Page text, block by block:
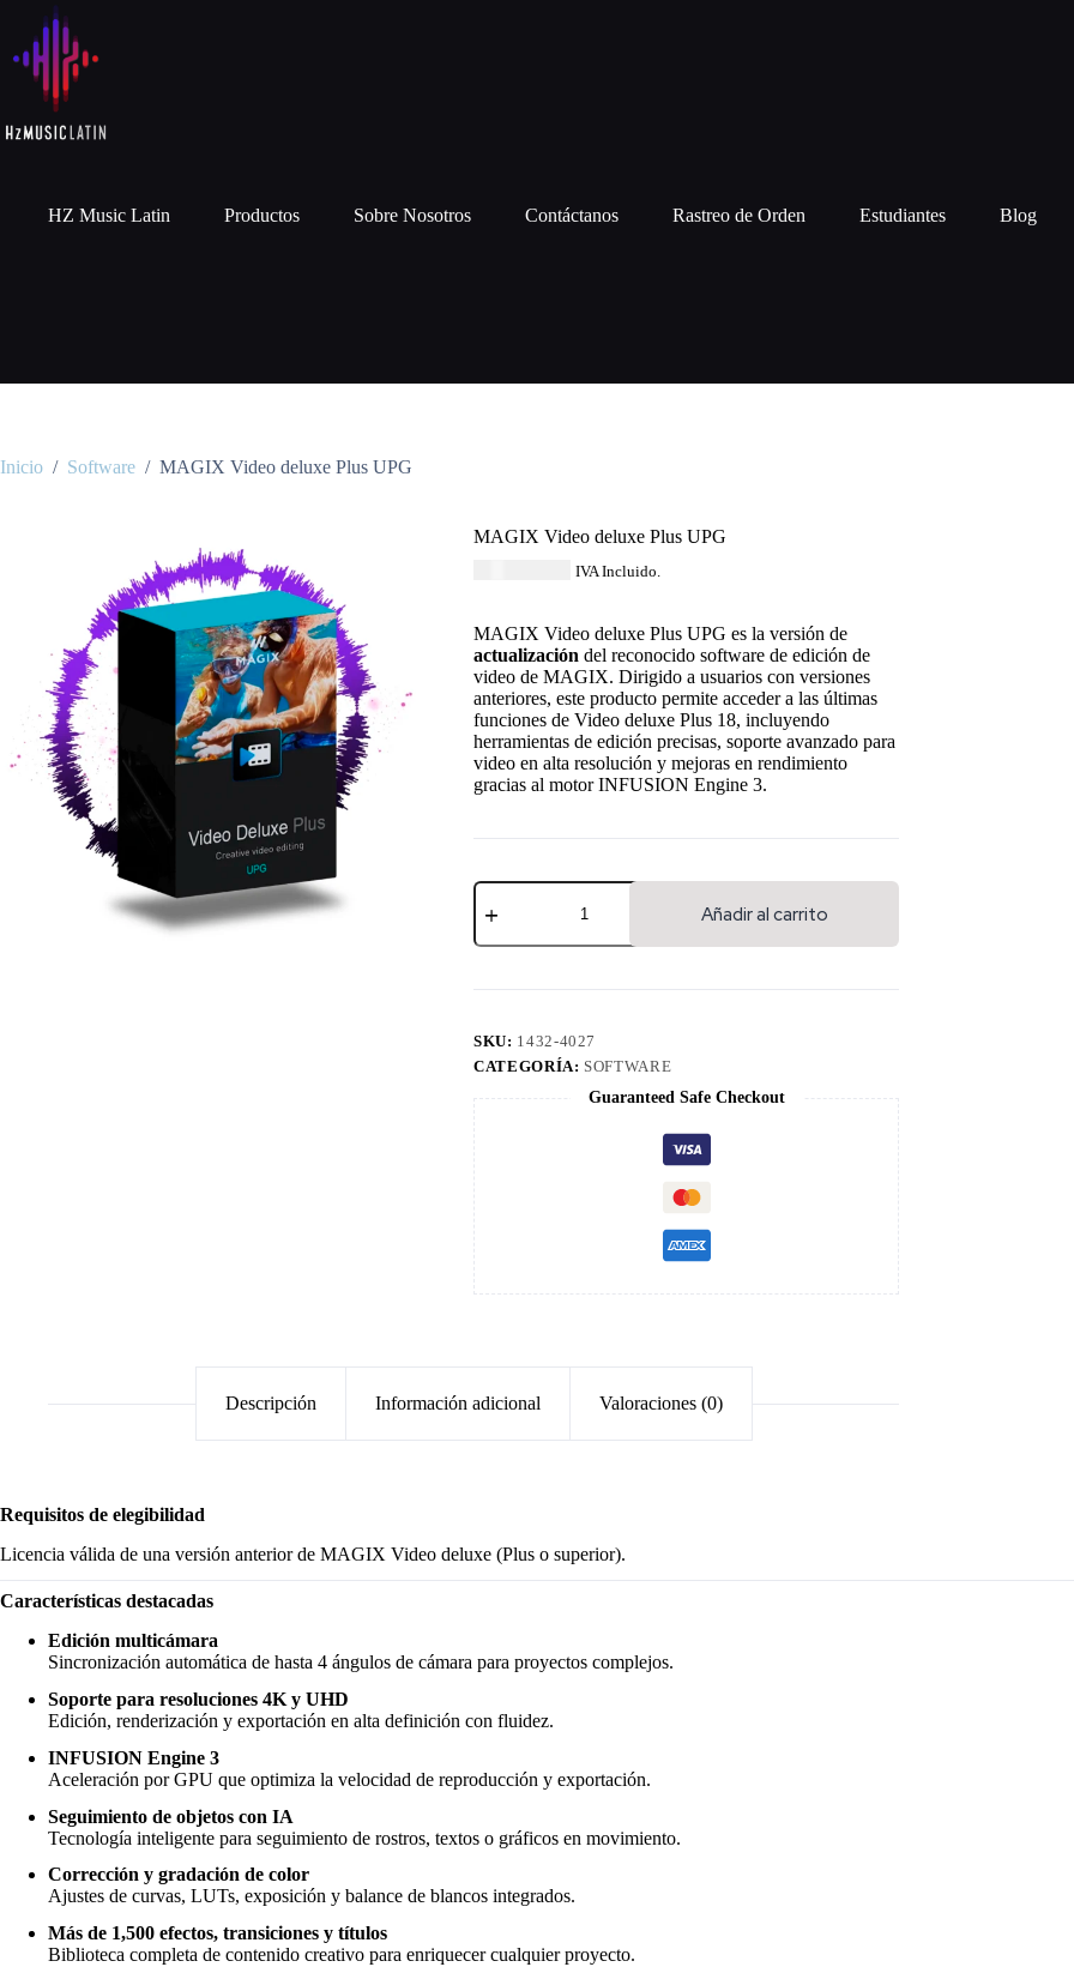
HZ Music Latin Productos Sobre Nosotros Contáctanos Rastreo de Orden Estudiantes Blog
Inicio / Software / MAGIX Video deluxe Plus UPG
MAGIX Video deluxe Plus UPG
IVA Incluido.
MAGIX Video deluxe Plus UPG es la versión de
actualización del reconocido software de edición de
video de MAGIX. Dirigido a usuarios con versiones
anteriores, este producto permite acceder a las últimas
funciones de Video deluxe Plus 18, incluyendo
herramientas de edición precisas, soporte avanzado para
video en alta resolución y mejoras en rendimiento
gracias al motor INFUSION Engine 3.
Añadir al carrito
SKU: 1432-4027
CATEGORÍA: SOFTWARE
Guaranteed Safe Checkout
Descripción Información adicional Valoraciones (0)
Requisitos de elegibilidad
Licencia válida de una versión anterior de MAGIX Video deluxe (Plus o superior).
Características destacadas
Edición multicámara
Sincronización automática de hasta 4 ángulos de cámara para proyectos complejos.
Soporte para resoluciones 4K y UHD
Edición, renderización y exportación en alta definición con fluidez.
INFUSION Engine 3
Aceleración por GPU que optimiza la velocidad de reproducción y exportación.
Seguimiento de objetos con IA
Tecnología inteligente para seguimiento de rostros, textos o gráficos en movimiento.
Corrección y gradación de color
Ajustes de curvas, LUTs, exposición y balance de blancos integrados.
Más de 1,500 efectos, transiciones y títulos
Biblioteca completa de contenido creativo para enriquecer cualquier proyecto.